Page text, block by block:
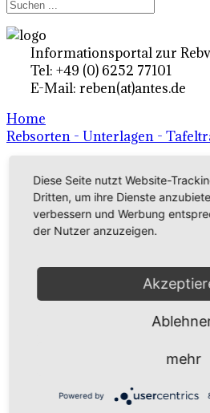
Informationsportal zur
Tel: +49 (0) 6252 77101
E-Mail: reben(at)antes.de
Home
Rebsorten - Unterlagen -
Ertragsrebsorten A-Z
in Deutschland
Rebsorten international
Diese Seite nutzt Website-
Dritten, um ihre Dienste
verbessern und Werbung
der Nutzer anzuzeigen.
mehr
Powered by